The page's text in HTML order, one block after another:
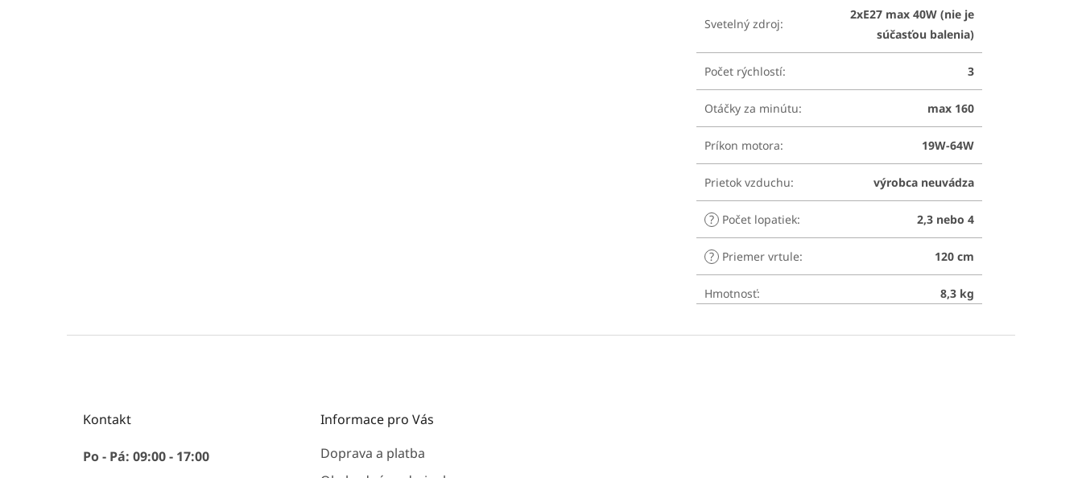
Svetelný zdroj:
2xE27 max 40W (nie je
súčasťou balenia)
Počet rýchlostí: 3
Otáčky za minútu: max 160
Príkon motora: 19W-64W
Prietok vzduchu: výrobca neuvádza
? Počet lopatiek: 2,3 nebo 4
? Priemer vrtule: 120 cm
Hmotnosť: 8,3 kg
Kontakt
Po - Pá: 09:00 - 17:00
Informace pro Vás
Doprava a platba